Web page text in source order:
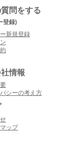
問をする
登録)
新規登録
情報
シーの考え方
ップ